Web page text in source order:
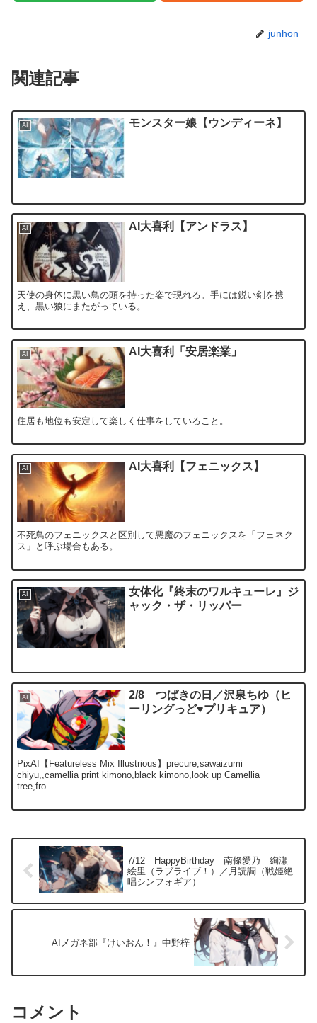
junhon
関連記事
AI モンスター娘【ウンディーネ】
AI AI大喜利【アンドラス】
天使の身体に黒い鳥の頭を持った姿で現れる。手には鋭い剣を携
え、黒い狼にまたがっている。
AI AI大喜利「安居楽業」
住居も地位も安定して楽しく仕事をしていること。
AI AI大喜利【フェニックス】
不死鳥のフェニックスと区別して悪魔のフェニックスを「フェネク
ス」と呼ぶ場合もある。
AI
女体化『終末のワルキューレ』ジ
ャック・ザ・リッパー
AI
2/8 つばきの日／沢泉ちゆ（ヒ
ーリングっど♥プリキュア）
PixAI【Featureless Mix Illustrious】precure,sawaizumi
chiyu,,camellia print kimono,black kimono,look up Camellia
tree,fro...
7/12 HappyBirthday 南條愛乃 絢瀬
絵里（ラブライブ！）／月読調（戦姫絶
唱シンフォギア）
AIメガネ部『けいおん！』中野梓
コメント